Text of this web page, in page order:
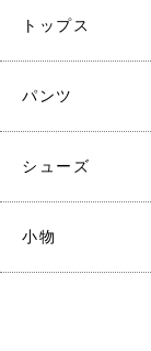
トップス
パンツ
シューズ
小物